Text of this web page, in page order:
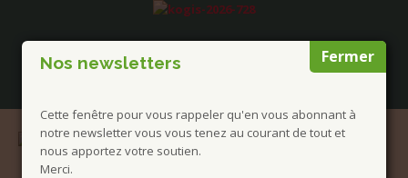
Fermer
Nos newsletters
Cette fenêtre pour vous rappeler qu'en vous abonnant à
notre newsletter vous vous tenez au courant de tout et
nous apportez votre soutien.
Merci.